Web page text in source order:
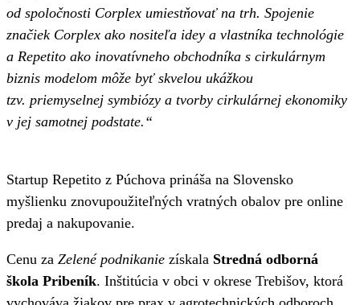
od spoločnosti Corplex umiestňovať na trh. Spojenie
značiek Corplex ako nositeľa idey a vlastníka technológie
a Repetito ako inovatívneho obchodníka s cirkulárnym
biznis modelom môže byť skvelou ukážkou
tzv. priemyselnej symbiózy a tvorby cirkulárnej ekonomiky
v jej samotnej podstate.“
Startup Repetito z Púchova prináša na Slovensko
myšlienku znovupoužiteľných vratných obalov pre online
predaj a nakupovanie.
Cenu za Zelené podnikanie získala Stredná odborná
škola Pribeník. Inštitúcia v obci v okrese Trebišov, ktorá